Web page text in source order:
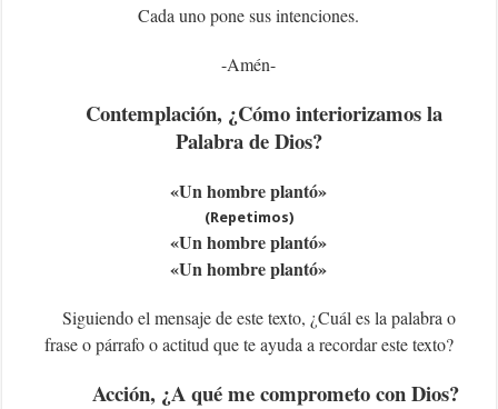
Cada uno pone sus intenciones.
-Amén-
Contemplación, ¿Cómo interiorizamos la
Palabra de Dios?
«Un hombre plantó»
(Repetimos)
«Un hombre plantó»
«Un hombre plantó»
Siguiendo el mensaje de este texto, ¿Cuál es la palabra o
frase o párrafo o actitud que te ayuda a recordar este texto?
Acción, ¿A qué me comprometo con Dios?